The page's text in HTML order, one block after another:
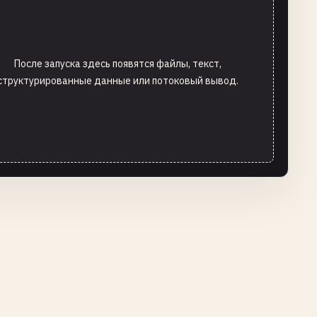
После запуска здесь появятся файлы, текст,
данные или потоковый вывод.